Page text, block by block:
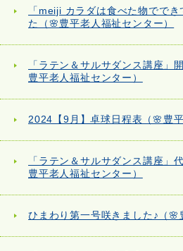
「meiji カラダは食べた物でで
た（🌸豊平老人福祉センター）
「ラテン＆サルサダンス講座」
豊平老人福祉センター）
2024【9月】卓球日程表（🌸豊
「ラテン＆サルサダンス講座」
豊平老人福祉センター）
ひまわり第一号咲きました♪（🌸